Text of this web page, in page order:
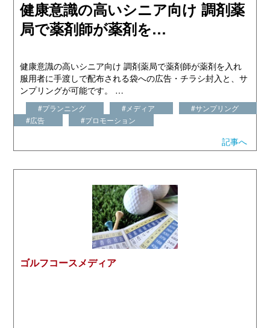
健康意識の高いシニア向け 調剤薬
局で薬剤師が薬剤を…
健康意識の高いシニア向け 調剤薬局で薬剤師が薬剤を入れ
服用者に手渡しで配布される袋への広告・チラシ封入と、サ
ンプリングが可能です。 …
#プランニング #メディア
#サンプリング
#広告
#プロモーション
記事へ
ゴルフコースメディア